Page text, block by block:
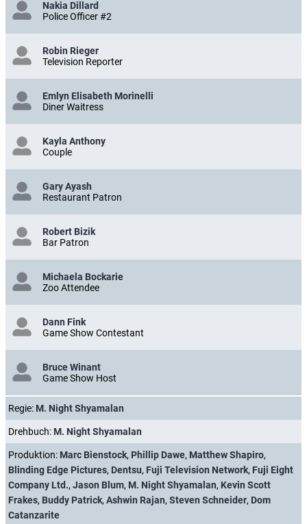
Nakia Dillard
Police Officer #2
Robin Rieger
Television Reporter
Emlyn Elisabeth Morinelli
Diner Waitress
Kayla Anthony
Couple
Gary Ayash
Restaurant Patron
Robert Bizik
Bar Patron
Michaela Bockarie
Zoo Attendee
Dann Fink
Game Show Contestant
Bruce Winant
Game Show Host
Regie: M. Night Shyamalan
Drehbuch: M. Night Shyamalan
Produktion: Marc Bienstock, Phillip Dawe, Matthew Shapiro,
Blinding Edge Pictures, Dentsu, Fuji Television Network, Fuji Eight
Company Ltd., Jason Blum, M. Night Shyamalan, Kevin Scott
Frakes, Buddy Patrick, Ashwin Rajan, Steven Schneider, Dom
Catanzarite